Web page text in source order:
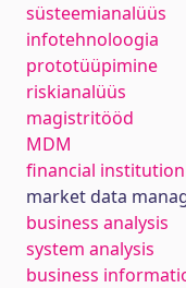
süsteemianalüüs
infotehnoloogia
prototüüpimine
riskianalüüs
magistritööd
MDM
financial institution
market data
business analysis
system analysis
business